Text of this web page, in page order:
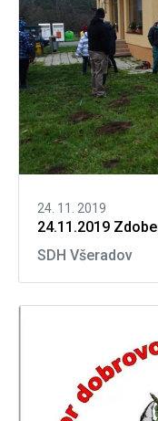
24. 11. 2019
24.11.2019
SDH Všeradov